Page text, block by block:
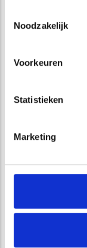
Noodzakelijk
Voorkeuren
Statistieken
Marketing
Op basis van het
opstellen van de
met een aantal